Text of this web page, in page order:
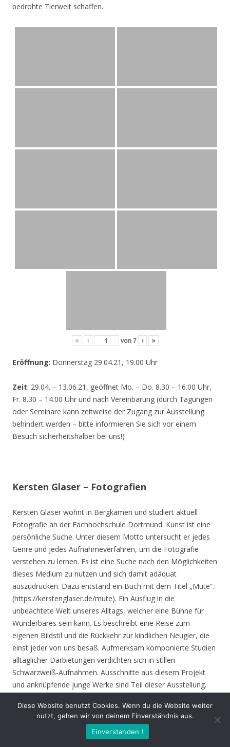
bedrohte Tierwelt schaffen.
« ‹ von 7 › »
Eröffnung: Donnerstag 29.04.21, 19.00 Uhr
Zeit: 29.04. – 13.06.21, geöffnet Mo. – Do. 8.30 – 16.00 Uhr,
Fr. 8.30 – 14.00 Uhr und nach Vereinbarung (durch Tagungen
oder Seminare kann zeitweise der Zugang zur Ausstellung
behindert werden – bitte informieren Sie sich vor einem
Besuch sicherheitshalber bei uns!)
Kersten Glaser – Fotografien
Kersten Glaser wohnt in Bergkamen und studiert aktuell
Fotografie an der Fachhochschule Dortmund. Kunst ist eine
persönliche Suche. Unter diesem Motto untersucht er jedes
Genre und jedes Aufnahmeverfahren, um die Fotografie
verstehen zu lernen. Es ist eine Suche nach den Möglichkeiten
dieses Medium zu nutzen und sich damit adäquat
auszudrücken. Dazu entstand ein Buch mit dem Titel „Mute“.
(https://kerstenglaser.de/mute). Ein Ausflug in die
unbeachtete Welt unseres Alltags, welcher eine Bühne für
Wunderbares sein kann. Es beschreibt eine Reise zum
eigenen Bildstil und die Rückkehr zur kindlichen Neugier, die
einst jeder von uns besaß. Aufmerksam komponierte Studien
alltäglicher Darbietungen verdichten sich in stillen
Schwarzweiß-Aufnahmen. Ausschnitte aus diesem Projekt
und anknüpfende junge Werke sind Teil dieser Ausstellung.
Eröffnung: Donnerstag 17.06.21, 19.00 Uhr
: 17.06. – 01.08.21, geöffnet Mo. – Do. 8.30 – 16.00 Uhr,
Diese Website benutzt Cookies. Wenn du die Website weiter
nutzt, gehen wir von deinem Einverständnis aus.
Einverstanden !